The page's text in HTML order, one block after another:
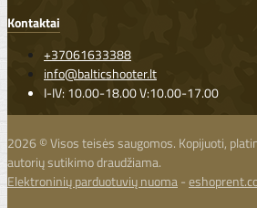
Kontaktai
+37061633388
info@balticshooter.lt
I-IV: 10.00-18.00 V:10.00-17.00
2026 © Visos teisės saugomos. Kopijuoti,
autorių sutikimo draudžiama.
Elektroninių parduotuvių nuoma-